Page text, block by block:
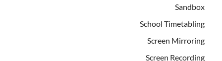
Sandbox
School Timetabling
Screen Mirroring
Screen Recording